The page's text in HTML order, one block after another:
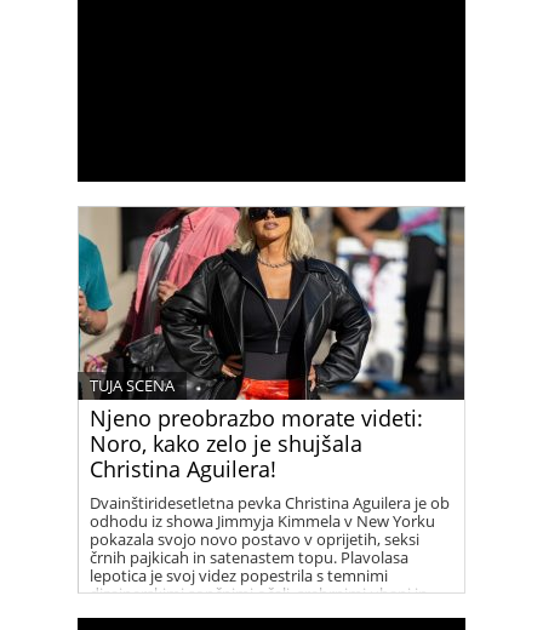
Njeno preobrazbo morate videti:
Noro, kako zelo je shujšala
Christina Aguilera!
TUJA SCENA
Dvainštiridesetletna pevka Christina Aguilera je ob
odhodu iz showa Jimmyja Kimmela v New Yorku
pokazala svojo novo postavo v oprijetih, seksi
črnih pajkicah in satenastem topu. Plavolasa
lepotica je svoj videz popestrila s temnimi
dizajnerskimi sončnimi očali, srebrnimi uhani in